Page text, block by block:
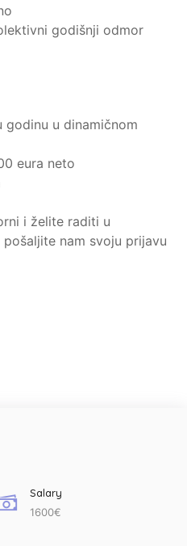
godišnji odmor
godinu u dinamičnom
eura neto
i želite raditi u
nam svoju prijavu
Salary
1600€